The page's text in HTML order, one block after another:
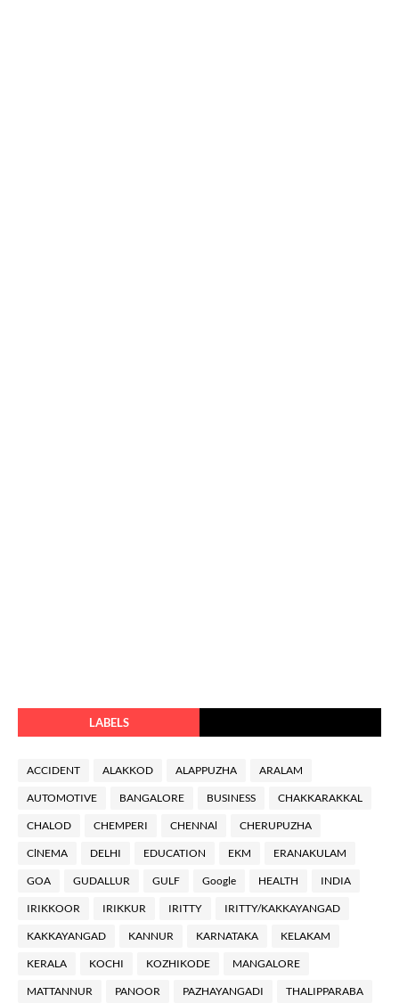
LABELS
ACCIDENT ALAKKOD ALAPPUZHA ARALAM
AUTOMOTIVE BANGALORE BUSINESS CHAKKARAKKAL
CHALOD CHEMPERI CHENNAl CHERUPUZHA
ClNEMA DELHI EDUCATION EKM ERANAKULAM
GOA GUDALLUR GULF Google HEALTH INDIA
IRIKKOOR IRIKKUR IRITTY IRITTY/KAKKAYANGAD
KAKKAYANGAD KANNUR KARNATAKA KELAKAM
KERALA KOCHI KOZHIKODE MANGALORE
MATTANNUR PANOOR PAZHAYANGADI THALIPPARABA